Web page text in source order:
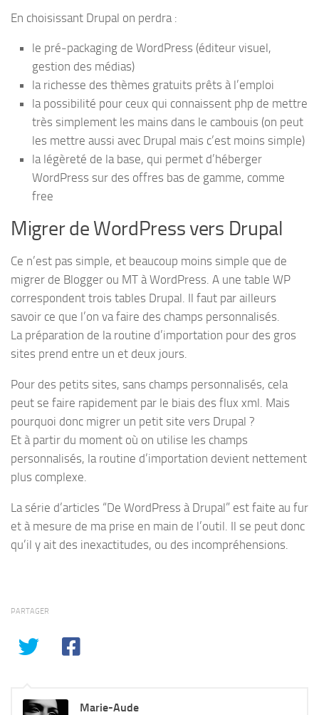
En choisissant Drupal on perdra :
le pré-packaging de WordPress (éditeur visuel,
gestion des médias)
la richesse des thèmes gratuits prêts à l’emploi
la possibilité pour ceux qui connaissent php de mettre
très simplement les mains dans le cambouis (on peut
les mettre aussi avec Drupal mais c’est moins simple)
la légèreté de la base, qui permet d’héberger
WordPress sur des offres bas de gamme, comme
free
Migrer de WordPress vers Drupal
Ce n’est pas simple, et beaucoup moins simple que de
migrer de Blogger ou MT à WordPress. A une table WP
correspondent trois tables Drupal. Il faut par ailleurs
savoir ce que l’on va faire des champs personnalisés.
La préparation de la routine d’importation pour des gros
sites prend entre un et deux jours.
Pour des petits sites, sans champs personnalisés, cela
peut se faire rapidement par le biais des flux xml. Mais
pourquoi donc migrer un petit site vers Drupal ?
Et à partir du moment où on utilise les champs
personnalisés, la routine d’importation devient nettement
plus complexe.
La série d’articles “De WordPress à Drupal” est faite au fur
et à mesure de ma prise en main de l’outil. Il se peut donc
qu’il y ait des inexactitudes, ou des incompréhensions.
PARTAGER
Marie-Aude